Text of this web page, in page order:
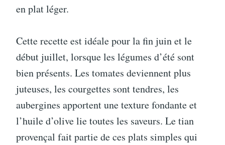
en plat léger.
Cette recette est idéale pour la fin juin et le
début juillet, lorsque les légumes d’été sont
bien présents. Les tomates deviennent plus
juteuses, les courgettes sont tendres, les
aubergines apportent une texture fondante et
l’huile d’olive lie toutes les saveurs. Le tian
provençal fait partie de ces plats simples qui